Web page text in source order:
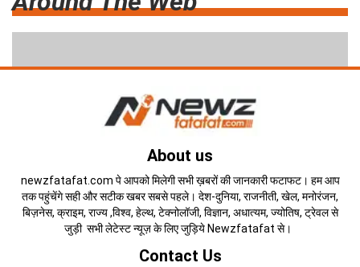
About us
newzfatafat.com पे आपको मिलेगी सभी ख़बरों की जानकारी फटाफट। हम आप
तक पहुंचेंगे सही और सटीक खबर सबसे पहले। देश-दुनिया, राजनीती, खेल, मनोरंजन,
बिज़नेस, क्राइम, राज्य ,विश्व, हेल्थ, टेक्नोलॉजी, विज्ञान, अधात्यम, ज्योतिष, ट्रेवल से
जुड़ी सभी लेटेस्ट न्यूज़ के लिए जुड़िये Newzfatafat से।
Contact Us